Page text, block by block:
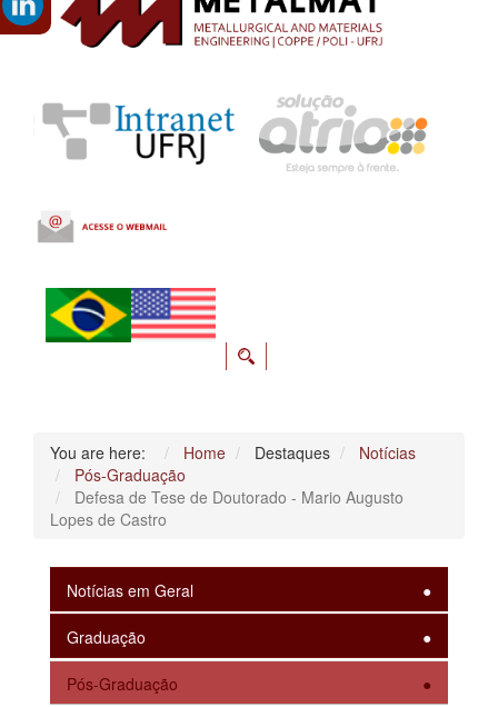
You are here: Home Destaques
Notícias
Pós-Graduação
Defesa de Tese de Doutorado - Mario Augusto
Lopes de Castro
Notícias em Geral
Graduação
Pós-Graduação